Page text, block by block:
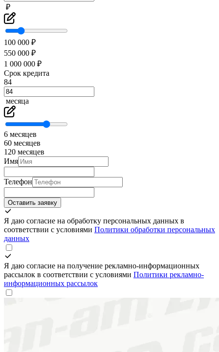
₽
100 000 ₽
550 000 ₽
1 000 000 ₽
Срок кредита
84
месяца
6 месяцев
60 месяцев
120 месяцев
Имя
Телефон
Оставить заявку
Я даю согласие на обработку персональных данных в
соответствии с условиями Политики обработки персональных
данных
Я даю согласие на получение рекламно-информационных
рассылок в соответствии с условиями Политики рекламно-
информационных рассылок